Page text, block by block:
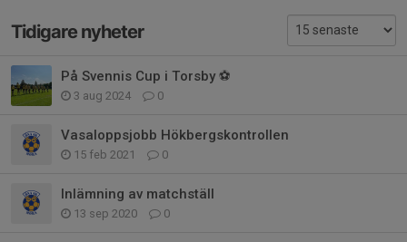
Tidigare nyheter
På Svennis Cup i Torsby ⚽️
3 aug 2024 0
Vasaloppsjobb Hökbergskontrollen
15 feb 2021 0
Inlämning av matchställ
13 sep 2020 0